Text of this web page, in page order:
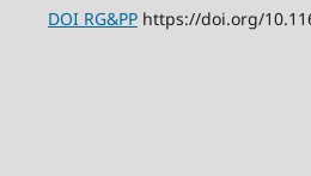
DOIRG&PPhttps://doi.org/